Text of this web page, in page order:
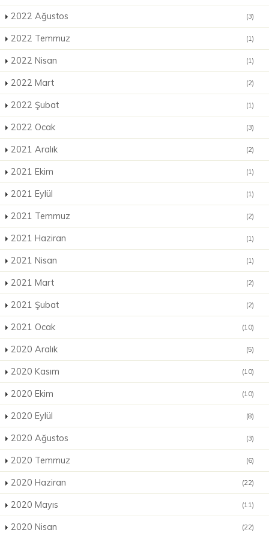
2022 Ağustos (3)
2022 Temmuz (1)
2022 Nisan (1)
2022 Mart (2)
2022 Şubat (1)
2022 Ocak (3)
2021 Aralık (2)
2021 Ekim (1)
2021 Eylül (1)
2021 Temmuz (2)
2021 Haziran (1)
2021 Nisan (1)
2021 Mart (2)
2021 Şubat (2)
2021 Ocak (10)
2020 Aralık (5)
2020 Kasım (10)
2020 Ekim (10)
2020 Eylül (8)
2020 Ağustos (3)
2020 Temmuz (6)
2020 Haziran (22)
2020 Mayıs (11)
2020 Nisan (22)